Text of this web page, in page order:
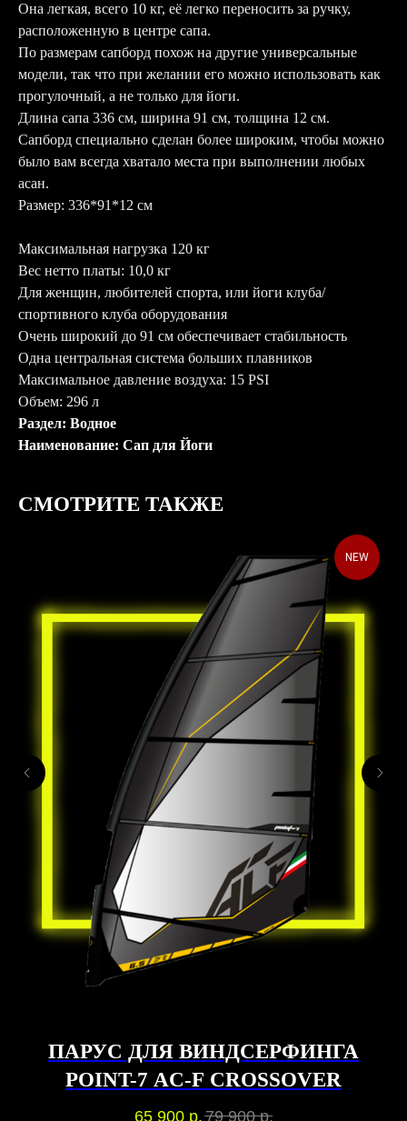
Она легкая, всего 10 кг, её легко переносить за ручку,
расположенную в центре сапа.
По размерам сапборд похож на другие универсальные
модели, так что при желании его можно использовать как
прогулочный, а не только для йоги.
Длина сапа 336 см, ширина 91 см, толщина 12 см.
Сапборд специально сделан более широким, чтобы можно
было вам всегда хватало места при выполнении любых
асан.
Размер: 336*91*12 см
Максимальная нагрузка 120 кг
Вес нетто платы: 10,0 кг
Для женщин, любителей спорта, или йоги клуба/
спортивного клуба оборудования
Очень широкий до 91 см обеспечивает стабильность
Одна центральная система больших плавников
Максимальное давление воздуха: 15 PSI
Объем: 296 л
Раздел: Водное
Наименование: Сап для Йоги
СМОТРИТЕ ТАКЖЕ
NEW
ПАРУС ДЛЯ ВИНДСЕРФИНГА
POINT-7 AC-F CROSSOVER
65 900 р.79 900 р.